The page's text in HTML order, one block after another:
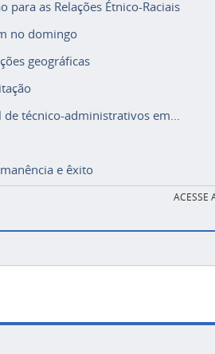
para as Relações Étnico-Raciais
no domingo
geográficas
técnico-administrativos em...
e êxito
ACESSE